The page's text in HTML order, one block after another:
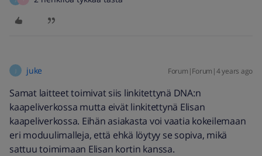
juke Forum|Forum|4 years ago
Samat laitteet toimivat siis linkitettynä DNA:n
kaapeliverkossa mutta eivät linkitettynä Elisan
kaapeliverkossa. Eihän asiakasta voi vaatia kokeilemaan
eri moduulimalleja, että ehkä löytyy se sopiva, mikä
sattuu toimimaan Elisan kortin kanssa.